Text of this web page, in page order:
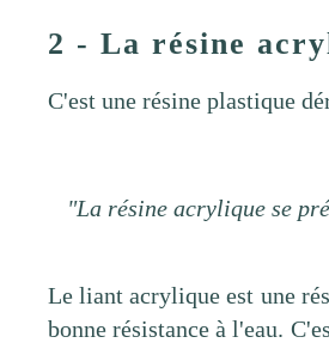
2 - La résine
C'est une résine plastique
"La résine acrylique se
Le liant acrylique est une
bonne résistance à l'eau.